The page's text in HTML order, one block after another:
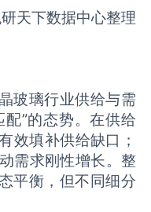
天下数据中心整理
玻璃行业供给与需
”的态势。在供给
效填补供给缺口；
需求刚性增长。整
平衡，但不同细分